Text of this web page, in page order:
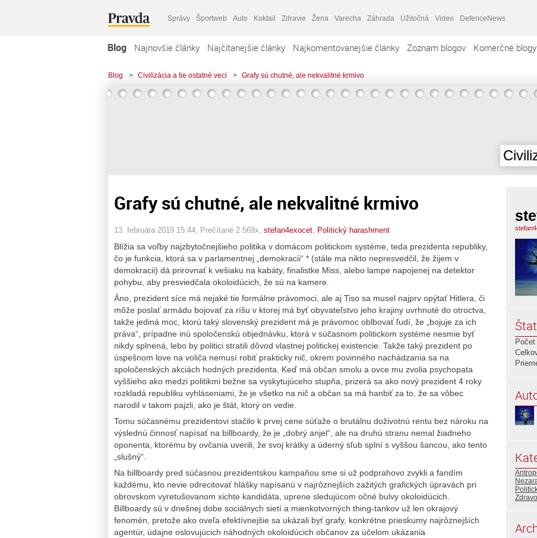
Správy Športweb Auto Koktail Zdravie Žena Varecha Záhrada Užitočná Video DefenceNews
Blog Najnovšie články Najčítanejšie články Najkomentovanejšie články Zoznam blogov Komerčné blogy
Blog > Civilizácia a tie ostatné veci > Grafy sú chutné, ale nekvalitné krmivo
Grafy sú chutné, ale nekvalitné krmivo
13. februára 2019 15:44 , Prečítané 2 569x, stefan4exocet Politický harashment
Blížia sa voľby najzbytočnejšieho politika v domácom politickom systéme, teda prezidenta republiky,
čo je funkcia, ktorá sa v parlamentnej „demokracii“ * (stále ma nikto nepresvedčil, že žijem v
demokracii) dá prirovnať k vešiaku na kabáty, finalistke Miss, alebo lampe napojenej na detektor
pohybu, aby presviedčala okoloidúcich, že sú na kamere.
Áno, prezident síce má nejaké tie formálne právomoci, ale aj Tiso sa musel najprv opýtať Hitlera, či
môže poslať armádu bojovať za ríšu v ktorej má byť obyvateľstvo jeho krajiny uvrhnuté do otroctva,
takže jediná moc, ktorú taký slovenský prezident má je právomoc oblbovať ľudí, že „bojuje za ich
práva“, prípadne inú spoločenskú objednávku, ktorá v súčasnom politickom systéme nesmie byť
nikdy splnená, lebo by politici stratili dôvod vlastnej politickej existencie. Takže taký prezident po
úspešnom love na voliča nemusí robiť prakticky nič, okrem povinného nachádzania sa na
spoločenských akciách hodných prezidenta. Keď má občan smolu a ovce mu zvolia psychopata
vyššieho ako medzi politikmi bežne sa vyskytujúceho stupňa, prizerá sa ako nový prezident 4 roky
rozkladá republiku vyhláseniami, že je všetko na nič a občan sa má hanbiť za to, že sa vôbec
narodil v takom pajzli, ako je štát, ktorý on vedie.
Tomu súčasnému prezidentovi stačilo k prvej cene súťaže o brutálnu doživotnú rentu bez nároku na
výslednú činnosť napísať na billboardy, že je „dobrý anjel“, ale na druhú stranu nemal žiadneho
oponenta, ktorému by ovčania uverili, že svoj krátky a úderný sľub splní s vyššou šancou, ako tento
„slušný“.
Na billboardy pred súčasnou prezidentskou kampaňou sme si už podprahovo zvykli a fandím
každému, kto nevie odrecitovať hlášky napísanú v najrôznejších zažitých grafických úpravách pri
obrovskom vyretušovanom xichte kandidáta, uprene sledujúcom očné bulvy okoloidúcich.
Billboardy sú v dnešnej dobe sociálnych sietí a mienkotvorných thing-tankov už len okrajový
fenomén, pretože ako oveľa efektívnejšie sa ukázali byť grafy, konkrétne prieskumy najrôznejších
agentúr, údajne oslovujúcich náhodných okoloidúcich občanov za účelom ukázania